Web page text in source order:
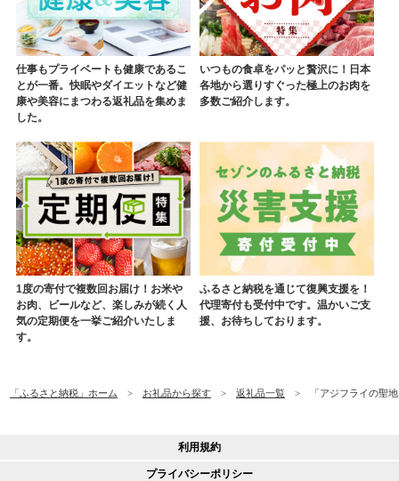
仕事もプライベートも健康であるこ
とが一番。快眠やダイエットなど健
康や美容にまつわる返礼品を集めま
した。
いつもの食卓をパッと贅沢に！日本
各地から選りすぐった極上のお肉を
多数ご紹介します。
1度の寄付で複数回お届け！お米や
お肉、ビールなど、楽しみが続く人
気の定期便を一挙ご紹介いたしま
す。
ふるさと納税を通じて復興支援を！
代理寄付も受付中です。温かいご支
援、お待ちしております。
「ふるさと納税」ホーム お礼品から探す 返礼品一覧 「アジフライの聖
利用規約
プライバシーポリシー